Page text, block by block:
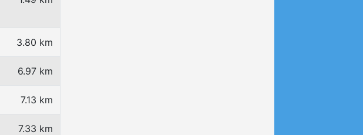
3.80 km
6.97 km
7.13 km
7.33 km